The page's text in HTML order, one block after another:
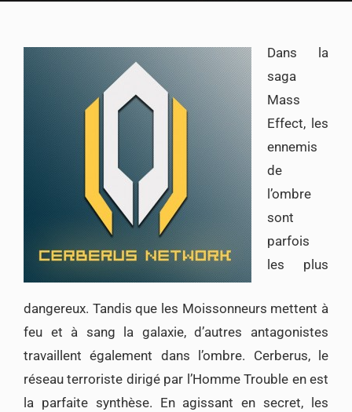
Dans la
saga
Mass
Effect, les
ennemis
de
l’ombre
sont
parfois
les plus
dangereux. Tandis que les Moissonneurs mettent à
feu et à sang la galaxie, d’autres antagonistes
travaillent également dans l’ombre. Cerberus, le
réseau terroriste dirigé par l’Homme Trouble en est
la parfaite synthèse. En agissant en secret, les